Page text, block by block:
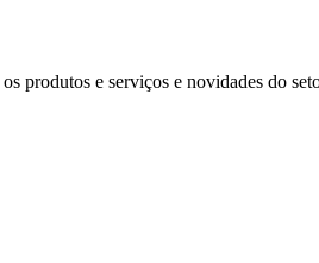
produtos e serviços e novidades do